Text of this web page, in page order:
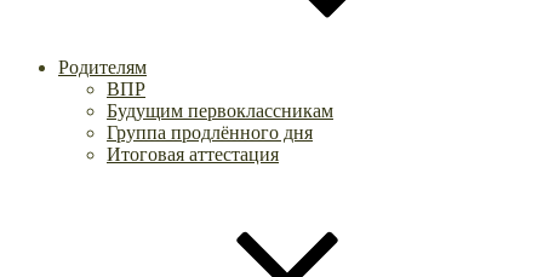
Родителям
ВПР
Будущим первоклассникам
Группа продлённого дня
Итоговая аттестация